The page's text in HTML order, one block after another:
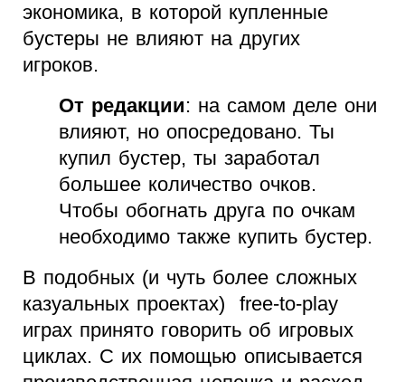
экономика, в которой купленные
бустеры не влияют на других
игроков.
От редакции: на самом деле они
влияют, но опосредовано. Ты
купил бустер, ты заработал
большее количество очков.
Чтобы обогнать друга по очкам
необходимо также купить бустер.
В подобных (и чуть более сложных
казуальных проектах) free-to-play
играх принято говорить об игровых
циклах. С их помощью описывается